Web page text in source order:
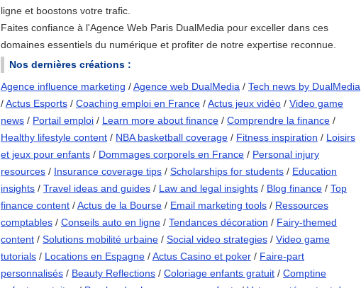
ligne et boostons votre trafic.
Faites confiance à l'Agence Web Paris DualMedia pour exceller dans ces
domaines essentiels du numérique et profiter de notre expertise reconnue.
Nos dernières créations :
Agence influence marketing /Agence web DualMedia / Tech news by DualMedia
/Actus Esports / Coaching emploi en France /Actus jeux vidéo / Video game
news / Portail emploi / Learn more about finance / Comprendre la finance /
Healthy lifestyle content / NBA basketball coverage / Fitness inspiration / Loisirs
et jeux pour enfants / Dommages corporels en France / Personal injury
resources / Insurance coverage tips / Scholarships for students / Education
insights / Travel ideas and guides / Law and legal insights / Blog finance / Top
finance content /Actus de la Bourse / Email marketing tools / Ressources
comptables / Conseils auto en ligne / Tendances décoration / Fairy-themed
content / Solutions mobilité urbaine / Social video strategies / Video game
tutorials / Locations en Espagne /Actus Casino et poker / Faire-part
personnalisés / Beauty Reflections / Coloriage enfants gratuit / Comptine